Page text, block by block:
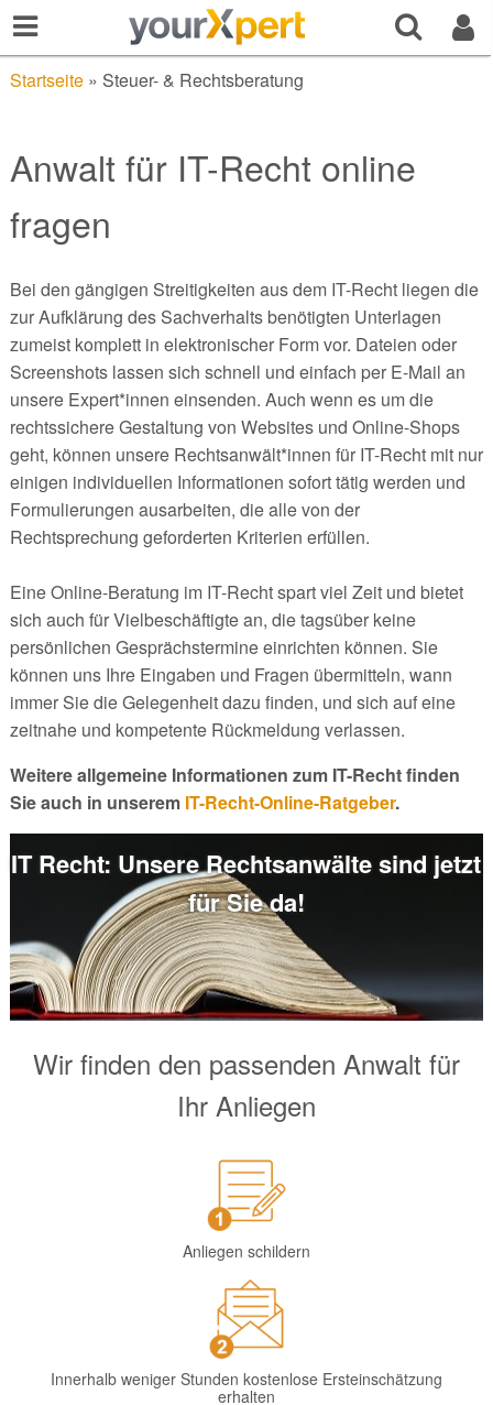
Startseite» Steuer- & Rechtsberatung
Anwalt für IT-Recht online
fragen
Bei den gängigen Streitigkeiten aus dem IT-Recht liegen die
zur Aufklärung des Sachverhalts benötigten Unterlagen
zumeist komplett in elektronischer Form vor. Dateien oder
Screenshots lassen sich schnell und einfach per E-Mail an
unsere Expert*innen einsenden. Auch wenn es um die
rechtssichere Gestaltung von Websites und Online-Shops
geht, können unsere Rechtsanwält*innen für IT-Recht mit nur
einigen individuellen Informationen sofort tätig werden und
Formulierungen ausarbeiten, die alle von der
Rechtsprechung geforderten Kriterien erfüllen.
Eine Online-Beratung im IT-Recht spart viel Zeit und bietet
sich auch für Vielbeschäftigte an, die tagsüber keine
persönlichen Gesprächstermine einrichten können. Sie
können uns Ihre Eingaben und Fragen übermitteln, wann
immer Sie die Gelegenheit dazu finden, und sich auf eine
zeitnahe und kompetente Rückmeldung verlassen.
Weitere allgemeine Informationen zum IT-Recht finden
Sie auch in unserem IT-Recht-Online-Ratgeber.
IT Recht: Unsere Rechtsanwälte sind jetzt
für Sie da!
Wir finden den passenden Anwalt für
Ihr Anliegen
Anliegen schildern
Innerhalb weniger Stunden kostenlose Ersteinschätzung
erhalten